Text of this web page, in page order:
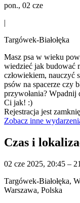
pon., 02 cze
|
Targówek-Białołęka
Masz psa w wieku
wiedzieć jak budować
człowiekiem, nauczyć
psów na spacerze czy
przywołania? Wpadnij
Ci jak! :)
Rejestracja jest
Zobacz inne
Czas i
02 cze 2025, 20:45 –
Targówek-Białołęka,
Warszawa, Polska